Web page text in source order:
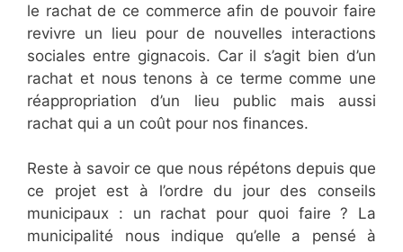
le rachat de ce commerce afin de pouvoir faire
revivre un lieu pour de nouvelles interactions
sociales entre gignacois. Car il s’agit bien d’un
rachat et nous tenons à ce terme comme une
réappropriation d’un lieu public mais aussi
rachat qui a un coût pour nos finances.
Reste à savoir ce que nous répétons depuis que
ce projet est à l’ordre du jour des conseils
municipaux : un rachat pour quoi faire ? La
municipalité nous indique qu’elle a pensé à